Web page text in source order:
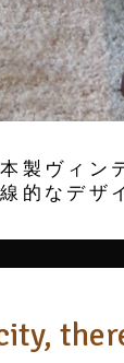
製ヴィン
的なデザ